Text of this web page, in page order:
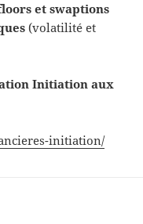
et swaptions
(volatilité et
Initiation aux
initiation/